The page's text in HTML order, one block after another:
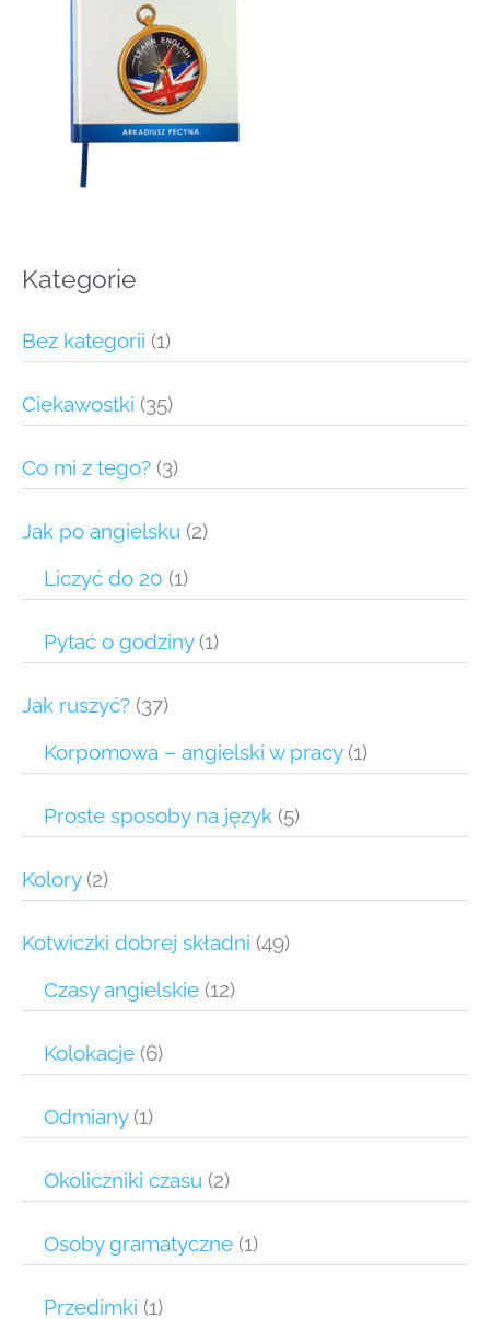
Kategorie
Bez kategorii (1)
Ciekawostki (35)
Co mi z tego? (3)
Jak po angielsku (2)
Liczyć do 20 (1)
Pytać o godziny(1)
Jak ruszyć? (37)
Korpomowa – angielski w pracy(1)
Proste sposoby na język (5)
Kolory(2)
Kotwiczki dobrej składni (49)
Czasy angielskie (12)
Kolokacje (6)
Odmiany(1)
Okoliczniki czasu (2)
Osoby gramatyczne (1)
Przedimki (1)